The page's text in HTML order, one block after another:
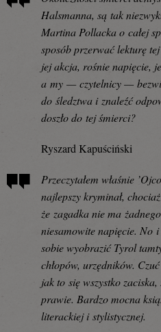
Halsmanna, są tak
Martina Pollacka o całej
sposób przerwać lekturę
jej akcja, rośnie napięcie,
a my — czytelnicy —
do śledztwa i znaleźć
doszło do tej śmierci?
Ryszard Kapuściński
Przeczytałem właśnie
najlepszy kryminał,
że zagadka nie ma
niesamowite napięcie. No
sobie wyobrazić Tyrol
chłopów, urzędników.
jak to się wszystko
prawie. Bardzo mocna
literackiej i stylistycznej.